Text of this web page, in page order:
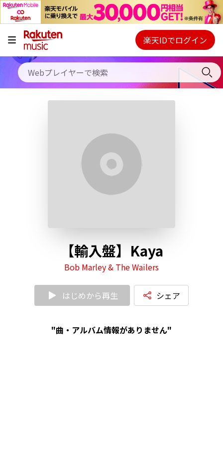
キャンペーン
料金プラン
使い方
Webプレイヤー
ご契約内容の確認・変更
楽天IDでログイン
【輸入盤】Kaya
Bob Marley & The Wailers
はじめから再生 シェア
"曲・アルバム情報がありません"